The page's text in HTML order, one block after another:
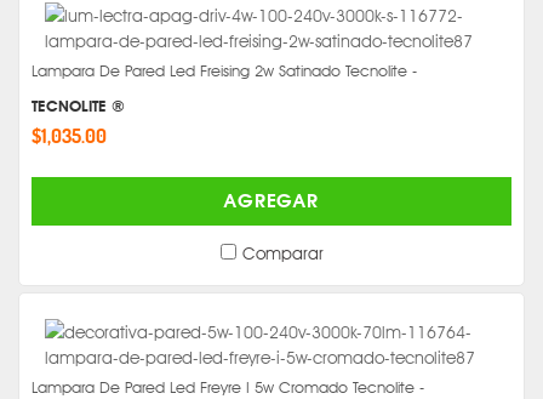
Lampara De Pared Led Freising 2w Satinado Tecnolite -
TECNOLITE ®
$1,035.00
AGREGAR
Comparar
Lampara De Pared Led Freyre I 5w Cromado Tecnolite -